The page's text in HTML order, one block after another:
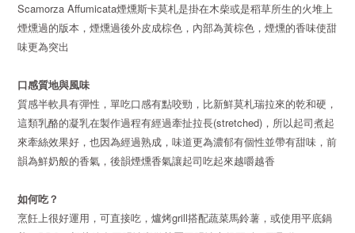
Scamorza Affumicata煙燻斯卡莫札是掛在木柴或是稻草所生的火堆上
煙燻過的版本，煙燻過後外皮成棕色，內部為黃棕色，煙燻的香味使甜
味更為突出
口感質地與風味
質感半軟具有彈性，單吃口感有點咬勁，比新鮮莫札瑞拉來的乾和硬，
這類乳酪的凝乳在製作過程有經過牽扯拉長(stretched) ，所以起司煮起
來牽絲效果好，也因為經過熟成，味道更為濃郁有個性並帶有甜味，前
韻為鮮奶般的香氣，後韻煙燻香氣讓起司吃起來越嚼越香
如何吃？
烹飪上很好運用，可直接吃，爐烤grill搭配蔬菜馬鈴薯，或使用平底鍋